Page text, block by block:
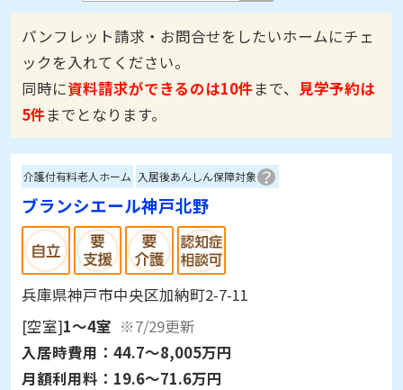
パンフレット請求・お問合せをしたいホームにチェ
ックを入れてください。
同時に資料請求ができるのは10件まで、 見学予約は
5件までとなります。
介護付有料老人ホーム 入居後あんしん保障対象
ブランシエール神戸北野
兵庫県神戸市中央区加納町2-7-11
[空室]1～4室 ※7/29更新
入居時費用： 44.7～8,005万円
月額利用料： 19.6～71.6万円